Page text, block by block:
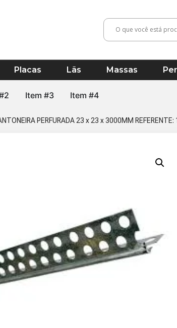
Placas Lãs Massas
Item #3 Item #4
PERFURADA 23 x 23 x 3000MM REFERENTE: